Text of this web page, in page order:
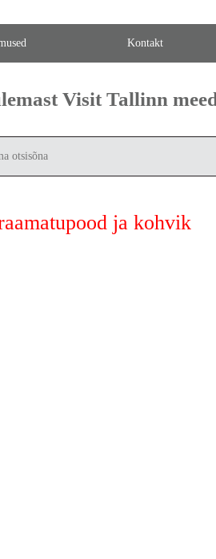
Kontakt
Visit Tallinn
ja kohvik